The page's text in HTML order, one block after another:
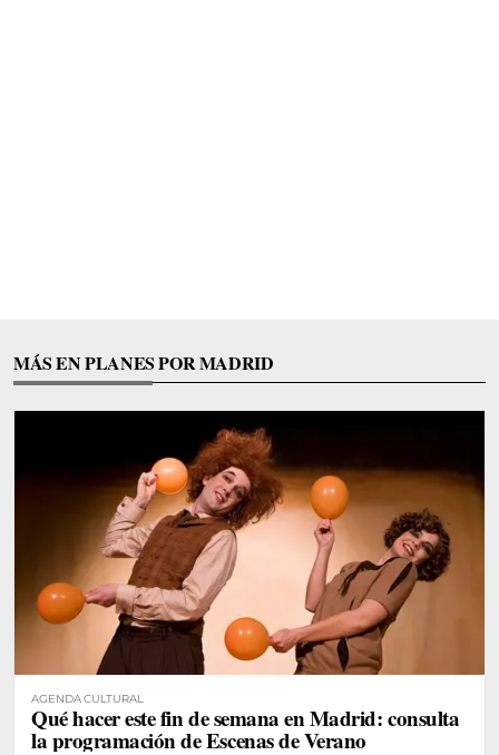
MÁS EN PLANES POR MADRID
AGENDA CULTURAL
Qué hacer este fin de semana en Madrid: consulta
la programación de Escenas de Verano